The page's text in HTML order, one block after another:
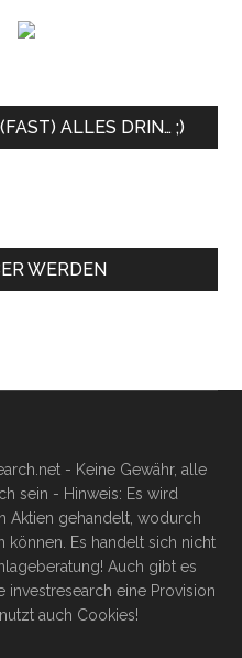
ALLES DRIN… ;)
WERDEN
- Keine Gewähr, alle
sein - Hinweis: Es wird
Aktien gehandelt, wodurch
können. Es handelt sich nicht
Auch gibt es
investresearch eine Provision
auch Cookies!